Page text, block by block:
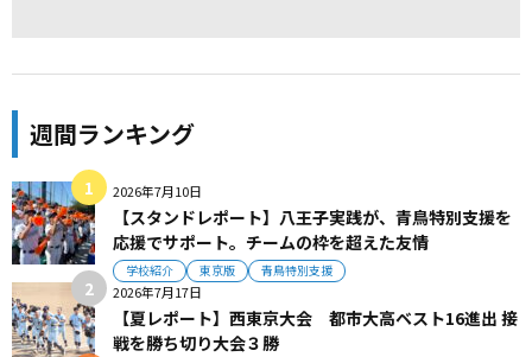
週間ランキング
2026年7月10日
【スタンドレポート】八王子実践が、青鳥特別支援を
応援でサポート。チームの枠を超えた友情
学校紹介 東京版 青鳥特別支援
2026年7月17日
【夏レポート】西東京大会 都市大高ベスト16進出 接
戦を勝ち切り大会３勝